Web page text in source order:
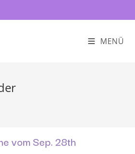
MENÜ
vom Sep. 28th